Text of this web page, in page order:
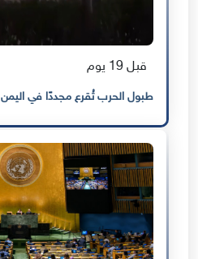
قبل 19 يوم
طبول الحرب تُقرع مجددًا في اليمن